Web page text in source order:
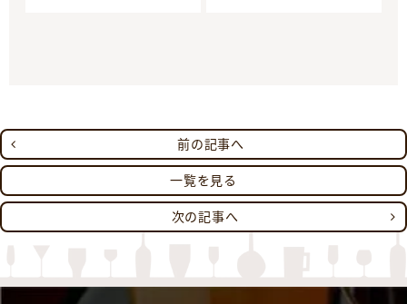
前の記事へ
一覧を見る
次の記事へ